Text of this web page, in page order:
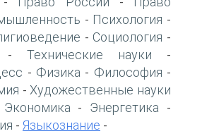
- Психология -
- Социология -
- Технические науки -
- Физика - Философия -
- Художественные науки
Экономика - Энергетика -
- Языкознание -